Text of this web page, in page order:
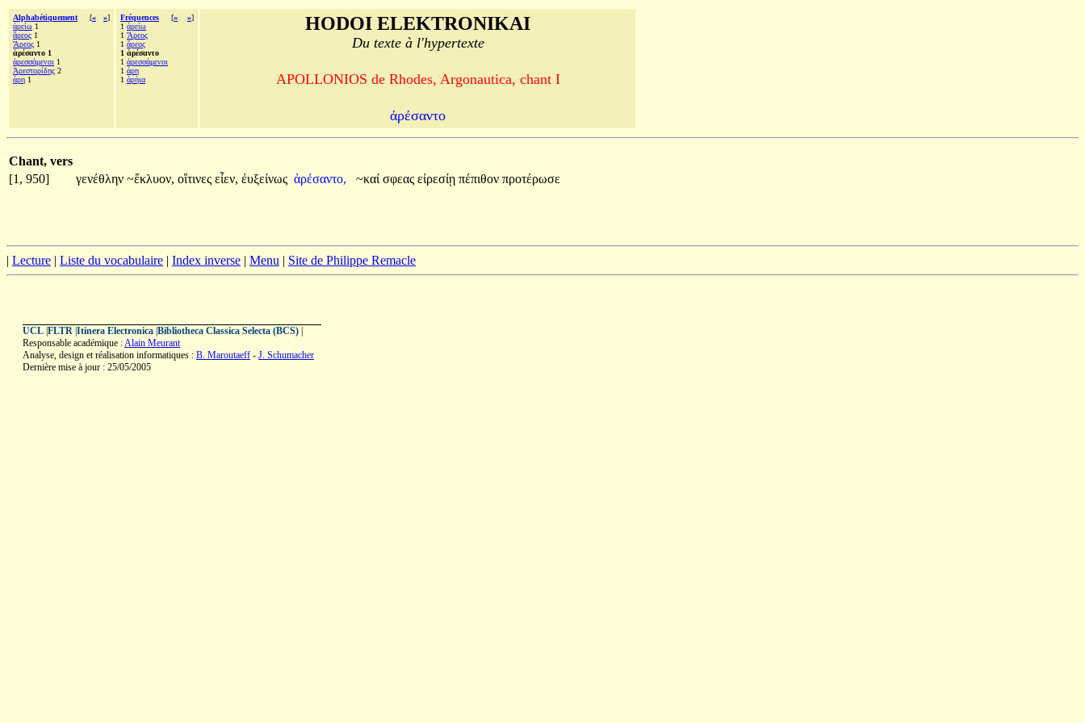
Alphabétiquement [« »]
ἀρείω 1
ἄρεος 1
Ἄρεος 1
ἀρέσαντο 1
ἀρεσσάμενοι 1
Ἀρεστορίδης 2
ἀρη 1
Fréquences [« »]
1 ἀρείω
1 Ἄρεος
1 ἄρεος
1 ἀρέσαντο
1 ἀρεσσάμενοι
1 ἀρη
1 ἀρήια
HODOI ELEKTRONIKAI
Du texte à l'hypertexte
APOLLONIOS de Rhodes, Argonautica, chant I
ἀρέσαντο
Chant, vers
[1, 950]
γενέθλην ~ἔκλυον, οἵτινες εἶεν, ἐυξείνως ἀρέσαντο, ~καί σφεας εἰρεσίῃ πέπιθον προτέρωσε
| Lecture | Liste du vocabulaire | Index inverse | Menu | Site de Philippe Remacle
UCL FLTR Itinera Electronica Bibliotheca Classica Selecta (BCS)
Responsable académique :Alain Meurant
Analyse, design et réalisation informatiques : B. Maroutaeff - J. Schumacher
Dernière mise à jour : 25/05/2005